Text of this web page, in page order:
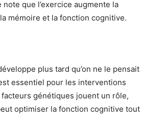
que l’exercice augmente la
mémoire et la fonction cognitive.
plus tard qu’on ne le pensait
essentiel pour les interventions
génétiques jouent un rôle,
optimiser la fonction cognitive tout